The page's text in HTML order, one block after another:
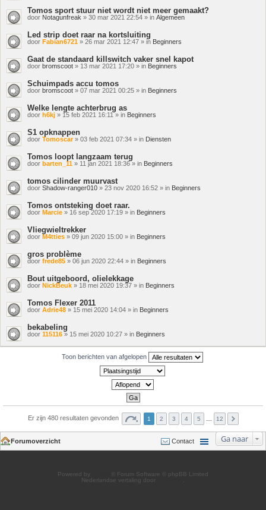
Tomos sport stuur niet wordt niet meer gemaakt?
door Notagunfreak » 30 mar 2021 22:54 » in Algemeen
Led strip doet raar na kortsluiting
door Fabian6721 » 26 mar 2021 12:47 » in Beginners
Gaat de standaard killswitch vaker snel kapot
door bromscoot » 13 mar 2021 17:20 » in Beginners
Schuimpads accu tomos
door bromscoot » 07 mar 2021 00:25 » in Beginners
Welke lengte achterbrug as
door h6kj » 15 feb 2021 16:11 » in Beginners
S1 opknappen
door Tomoscar» 03 feb 2021 07:34 » in Diensten
Tomos loopt langzaam terug
door barten_11 » 11 jan 2021 18:36 » in Beginners
tomos cilinder muurvast
door Shadow-ranger010 » 23 nov 2020 16:52 » in Beginners
Tomos ontsteking doet raar.
door Marcie » 16 sep 2020 17:19 » in Beginners
Vliegwieltrekker
door M4tties » 09 jun 2020 15:00 » in Beginners
gros problème
door frede85 » 06 jun 2020 22:44 » in Beginners
Bout uitgeboord, olielekkage
door NickBeuk » 18 mei 2020 19:37 » in Beginners
Tomos Flexer 2011
door Adrie48 » 15 mei 2020 14:04 » in Beginners
bekabeling
door 115116» 15 mei 2020 10:27 » in Beginners
Toon berichten van afgelopen
Er zijn 480 resultaten gevonden 1 2 3 4 5 12
Ga naar
Forumoverzicht Contact
Powered by
® Forum Software © phpBB Limited
Nederlandse vertaling door